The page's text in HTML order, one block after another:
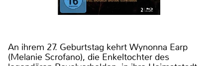
An ihrem 27. Geburtstag kehrt Wynonna Earp
(Melanie Scrofano), die Enkeltochter des